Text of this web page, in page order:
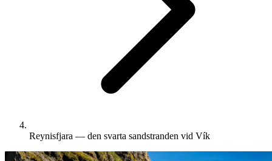
Reynisfjara — den svarta sandstranden vid Vík